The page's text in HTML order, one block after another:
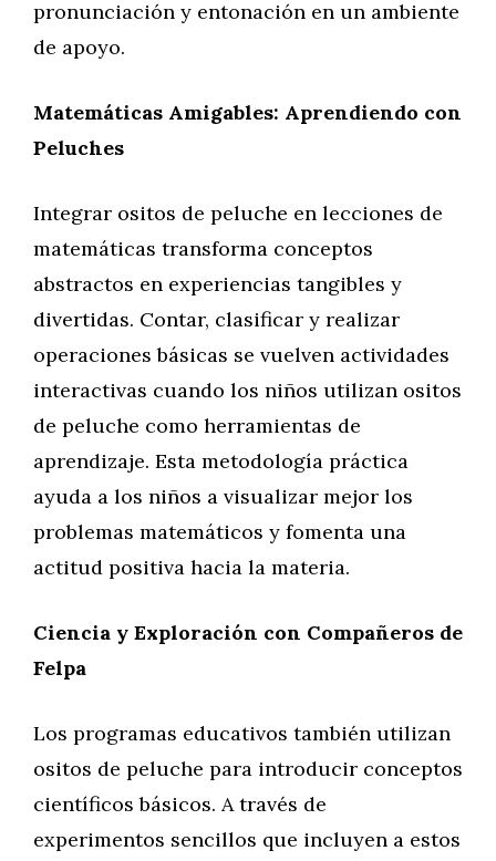
pronunciación y entonación en un ambiente
de apoyo.
Matemáticas Amigables: Aprendiendo con
Peluches
Integrar ositos de peluche en lecciones de
matemáticas transforma conceptos
abstractos en experiencias tangibles y
divertidas. Contar, clasificar y realizar
operaciones básicas se vuelven actividades
interactivas cuando los niños utilizan ositos
de peluche como herramientas de
aprendizaje. Esta metodología práctica
ayuda a los niños a visualizar mejor los
problemas matemáticos y fomenta una
actitud positiva hacia la materia.
Ciencia y Exploración con Compañeros de
Felpa
Los programas educativos también utilizan
ositos de peluche para introducir conceptos
científicos básicos. A través de
experimentos sencillos que incluyen a estos